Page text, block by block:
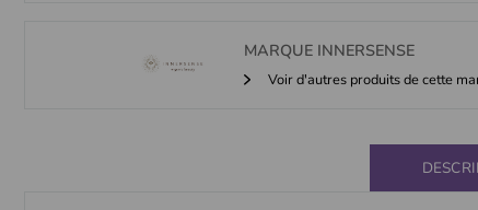
MARQUE INNERSENSE
Voir d'autres produits de cette